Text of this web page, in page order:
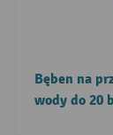
Bęben na
wody do 20